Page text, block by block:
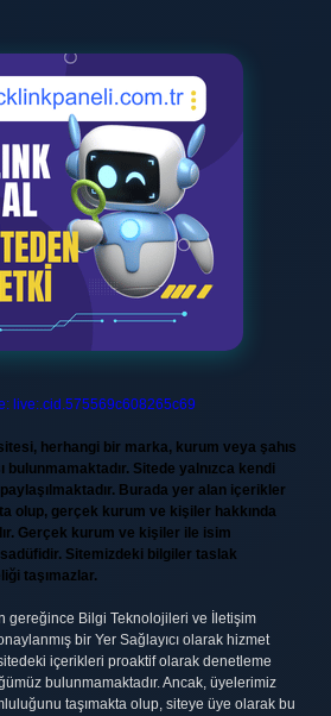
live:.cid.575569c608265c69
herhangi bir marka, kurum veya şahıs
bulunmamaktadır. Sitede yalnızca kendi
paylaşılmaktadır. Burada yer alan içerikler
olup, gerçek kurum ve kişiler hakkında
Gerçek kurum ve kişiler ile isim
Sitemizdeki bilgiler taslak
taşımazlar.
gereğince Bilgi Teknolojileri ve İletişim
bir Yer Sağlayıcı olarak hizmet
içerikleri proaktif olarak denetleme
bulunmamaktadır. Ancak, üyelerimiz
taşımakta olup, siteye üye olarak bu